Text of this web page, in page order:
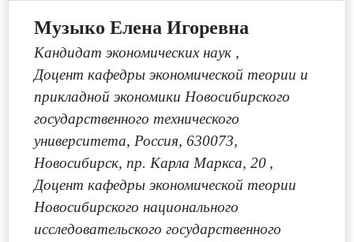
Музыко Елена Игоревна
Кандидат экономических наук ,
Доцент кафедры экономической теории и
прикладной экономики Новосибирского
государственного технического
университета, Россия, 630073,
Новосибирск, пр. Карла Маркса, 20 ,
Доцент кафедры экономической теории
Новосибирского национального
исследовательского государственного